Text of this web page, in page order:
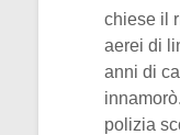
chiese il
aerei di
anni di
polizia